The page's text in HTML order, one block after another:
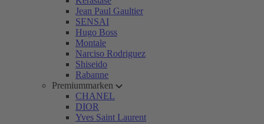
Jean Paul Gaultier
SENSAI
Hugo Boss
Montale
Narciso Rodriguez
Shiseido
Rabanne
Premiummarken
CHANEL
DIOR
Yves Saint Laurent